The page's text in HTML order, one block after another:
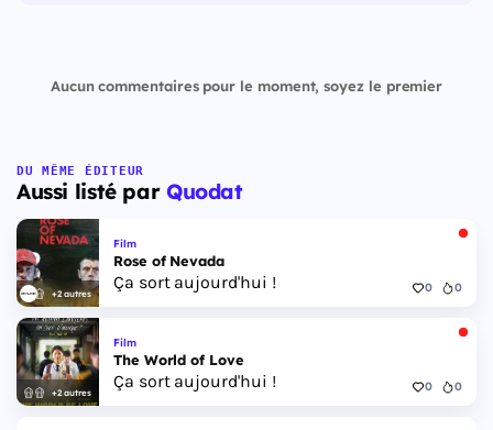
Aucun commentaires pour le moment, soyez le premier
DU MÊME ÉDITEUR
Aussi listé par Quodat
+2 autres
Film
Rose of Nevada
Ça sort aujourd'hui ! 0 0
+2 autres
Film
The World of Love
Ça sort aujourd'hui ! 0 0